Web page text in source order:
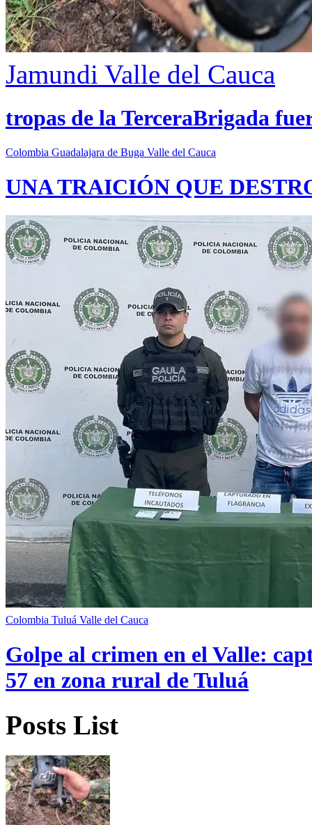
Jamundi Valle del Cauca
tropas de la TerceraBrigada
Colombia Guadalajara de Buga Valle del Cauca
UNA TRAICIÓN QUE
Colombia Tuluá Valle del Cauca
Golpe al crimen en el Valle:
57 en zona rural de Tuluá
Posts List